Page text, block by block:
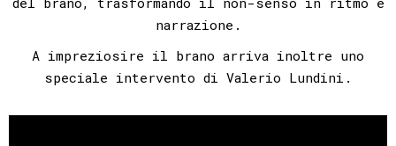
narrazione.
A impreziosire il brano arriva inoltre uno
speciale intervento di Valerio Lundini.